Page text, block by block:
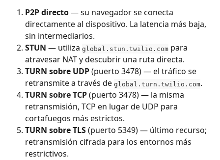
P2P directo — su navegador se conecta
directamente al dispositivo. La latencia más baja,
sin intermediarios.
STUN — utiliza global.stun.twilio.com para
atravesar NAT y descubrir una ruta directa.
TURN sobre UDP (puerto 3478) — el tráfico se
retransmite a través de global.turn.twilio.com.
TURN sobre TCP (puerto 3478) — la misma
retransmisión, TCP en lugar de UDP para
cortafuegos más estrictos.
TURN sobre TLS (puerto 5349) — último recurso;
retransmisión cifrada para los entornos más
restrictivos.